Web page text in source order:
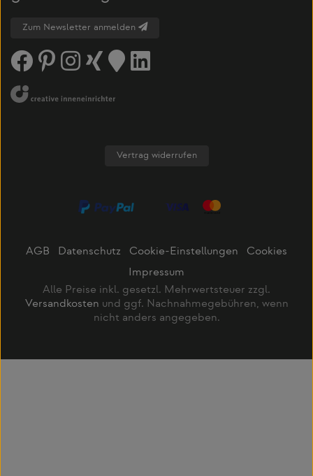
Zum Newsletter anmelden
Vertrag widerrufen
AGB Datenschutz Cookie-Einstellungen
Cookies
Impressum
Alle Preise inkl. gesetzl. Mehrwertsteuer zzgl.
Versandkosten und ggf. Nachnahmegebühren, wenn
nicht anders angegeben.